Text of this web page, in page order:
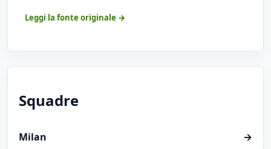
Leggi la fonte originale →
Squadre
Milan →